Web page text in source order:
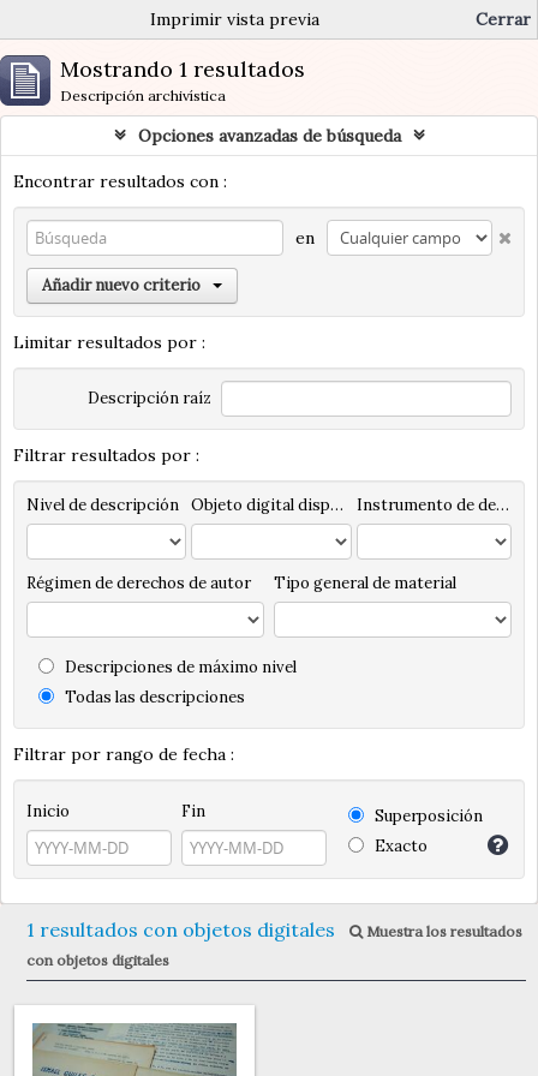
Imprimir vista previa Cerrar
Mostrando 1 resultados
Descripción archivística
Opciones avanzadas de búsqueda
Encontrar resultados con :
en
Añadir nuevo criterio
Limitar resultados por :
Descripción raíz
Filtrar resultados por :
Nivel de descripción Objeto digital disponibles Instrumento de descripción
Régimen de derechos de autor Tipo general de material
Descripciones de máximo nivel
Todas las descripciones
Filtrar por rango de fecha :
Inicio Fin
Superposición
Exacto
1 resultados con objetos digitales
Muestra los resultados
con objetos digitales